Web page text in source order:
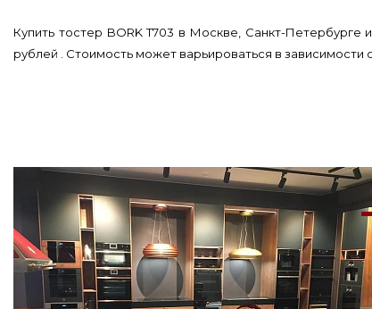
Купить тостер BORK T703 в Москве, Санкт-
рублей . Стоимость может варьироваться в зависимости